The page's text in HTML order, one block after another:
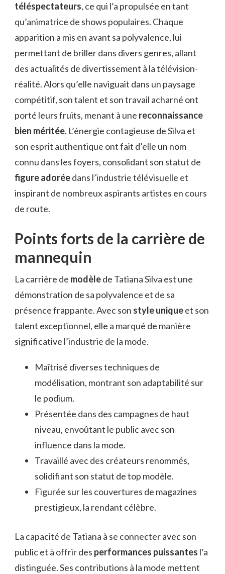
téléspectateurs, ce qui l’a propulsée en tant
qu’animatrice de shows populaires. Chaque
apparition a mis en avant sa polyvalence, lui
permettant de briller dans divers genres, allant
des actualités de divertissement à la télévision-
réalité. Alors qu’elle naviguait dans un paysage
compétitif, son talent et son travail acharné ont
porté leurs fruits, menant à une reconnaissance
bien méritée. L’énergie contagieuse de Silva et
son esprit authentique ont fait d’elle un nom
connu dans les foyers, consolidant son statut de
figure adoréedans l’industrie télévisuelle et
inspirant de nombreux aspirants artistes en cours
de route.
Points forts de la carrière de
mannequin
La carrière de modèlede Tatiana Silva est une
démonstration de sa polyvalence et de sa
présence frappante. Avec son style uniqueet son
talent exceptionnel, elle a marqué de manière
significative l’industrie de la mode.
Maîtrisé diverses techniques de
modélisation, montrant son adaptabilité sur
le podium.
Présentée dans des campagnes de haut
niveau, envoûtant le public avec son
influence dans la mode.
Travaillé avec des créateurs renommés,
solidifiant son statut de top modèle.
Figurée sur les couvertures de magazines
prestigieux, la rendant célèbre.
La capacité de Tatiana à se connecter avec son
public et à offrir des performances puissantes l’a
distinguée. Ses contributions à la mode mettent